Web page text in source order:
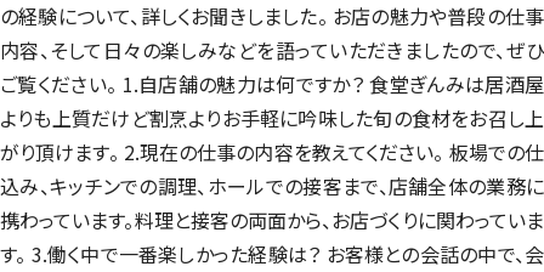
の経験について、詳しくお聞きしました。 お店の魅力や普段の仕事
内容、そして日々の楽しみなどを語っていただきましたので、ぜひ
ご覧ください。 1.自店舗の魅力は何ですか？ 食堂ぎんみは居酒屋
よりも上質だけど割烹よりお手軽に吟味した旬の食材をお召し上
がり頂けます。 2.現在の仕事の内容を教えてください。 板場での仕
込み、キッチンでの調理、ホールでの接客まで、店舗全体の業務に
携わっています。料理と接客の両面から、お店づくりに関わっていま
す。 3.働く中で一番楽しかった経験は？ お客様との会話の中で、会